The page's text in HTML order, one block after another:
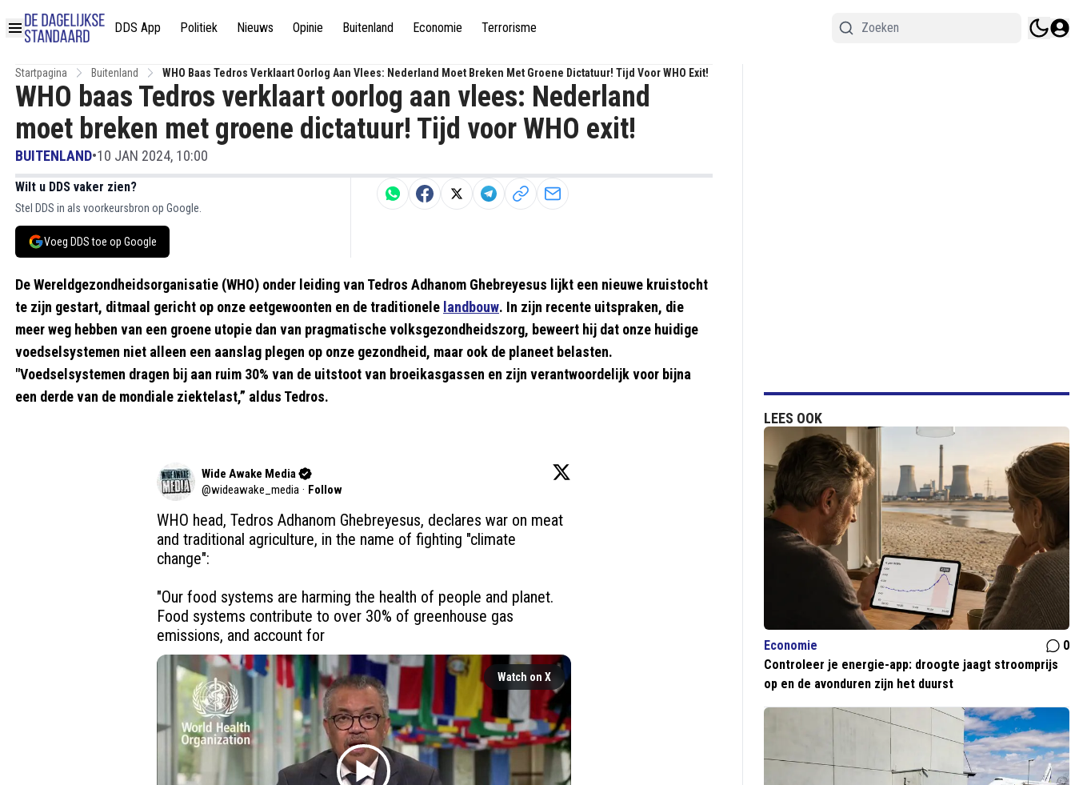
DDS App Politiek Nieuws Opinie Buitenland Economie Terrorisme
Startpagina Buitenland WHO Baas Tedros Verklaart Oorlog Aan Vlees: Nederland Moet Breken Met Groene Dictatuur! Tijd Voor WHO Exit!
WHO baas Tedros verklaart oorlog aan vlees: Nederland
moet breken met groene dictatuur! Tijd voor WHO exit!
BUITENLAND•10 JAN 2024, 10:00
Wilt u DDS vaker zien?
Stel DDS in als voorkeursbron op Google.
Voeg DDS toe op Google
De Wereldgezondheidsorganisatie (WHO) onder leiding van Tedros Adhanom Ghebreyesus lijkt een nieuwe kruistocht
te zijn gestart, ditmaal gericht op onze eetgewoonten en de traditionele landbouw. In zijn recente uitspraken, die
meer weg hebben van een groene utopie dan van pragmatische volksgezondheidszorg, beweert hij dat onze huidige
voedselsystemen niet alleen een aanslag plegen op onze gezondheid, maar ook de planeet belasten.
"Voedselsystemen dragen bij aan ruim 30% van de uitstoot van broeikasgassen en zijn verantwoordelijk voor bijna
een derde van de mondiale ziektelast,” aldus Tedros.
Wide Awake Media
@wideawake_media · Follow
WHO head, Tedros Adhanom Ghebreyesus, declares war on meat
and traditional agriculture, in the name of fighting "climate
change":
"Our food systems are harming the health of people and planet.
Food systems contribute to over 30% of greenhouse gas
emissions, and account for
Watch on X
LEES OOK
Economie
0
Controleer je energie-app: droogte jaagt stroomprijs
op en de avonduren zijn het duurst